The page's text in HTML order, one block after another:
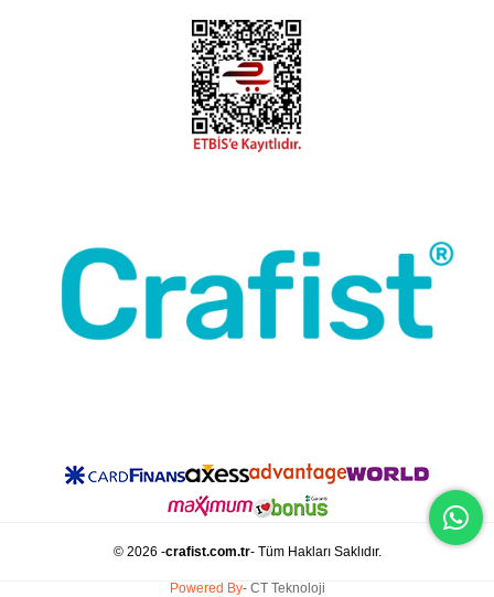
© 2026 -crafist.com.tr- Tüm Hakları Saklıdır.
Powered By- CT Teknoloji